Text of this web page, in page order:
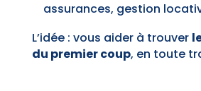
assurances, gestion
L’idée : vous aider à trouver
du premier coup, en toute